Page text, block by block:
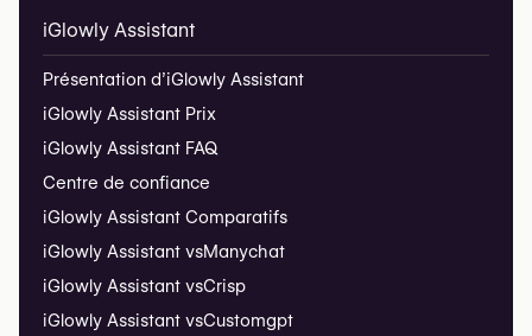
iGlowly Assistant
Présentation d’iGlowly Assistant
iGlowly Assistant Prix
iGlowly Assistant FAQ
Centre de confiance
iGlowly Assistant Comparatifs
iGlowly Assistant vsManychat
iGlowly Assistant vsCrisp
iGlowly Assistant vsCustomgpt